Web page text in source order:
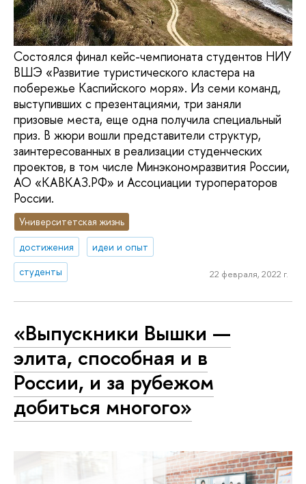
Состоялся финал кейс-чемпионата студентов НИУ
ВШЭ «Развитие туристического кластера на
побережье Каспийского моря». Из семи команд,
выступивших с презентациями, три заняли
призовые места, еще одна получила специальный
приз. В жюри вошли представители структур,
заинтересованных в реализации студенческих
проектов, в том числе Минэкономразвития России,
АО «КАВКАЗ.РФ» и Ассоциации туроператоров
России.
Университетская жизнь
достижения
идеи и опыт
студенты
22 февраля, 2022 г.
«Выпускники Вышки —
элита, способная и в
России, и за рубежом
добиться многого»